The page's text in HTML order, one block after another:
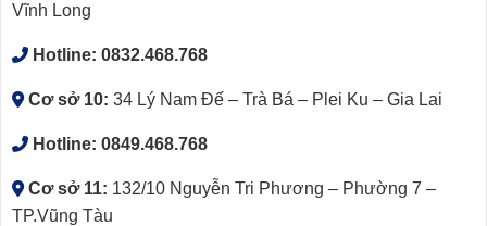
Vĩnh Long
Hotline: 0832.468.768
Cơ sở 10: 34 Lý Nam Đế – Trà Bá – Plei Ku – Gia Lai
Hotline: 0849.468.768
Cơ sở 11: 132/10 Nguyễn Tri Phương – Phường 7 –
TP.Vũng Tàu